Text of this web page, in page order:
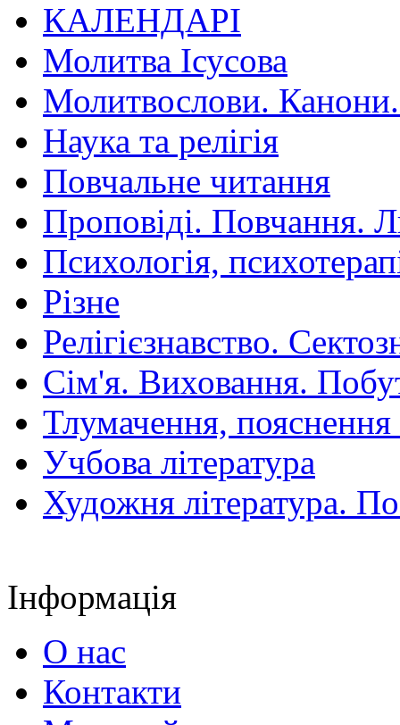
КАЛЕНДАРІ
Молитва Ісусова
Молитвослови.
Наука та релігія
Повчальне читання
Проповіді. Повчання.
Психологія,
Різне
Релігієзнавство.
Сім'я. Виховання.
Тлумачення,
Учбова література
Художня література.
Інформація
О нас
Контакти